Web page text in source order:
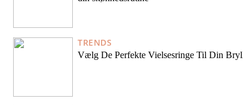
TRENDS
Vælg De Perfekte Vielsesringe Til Din